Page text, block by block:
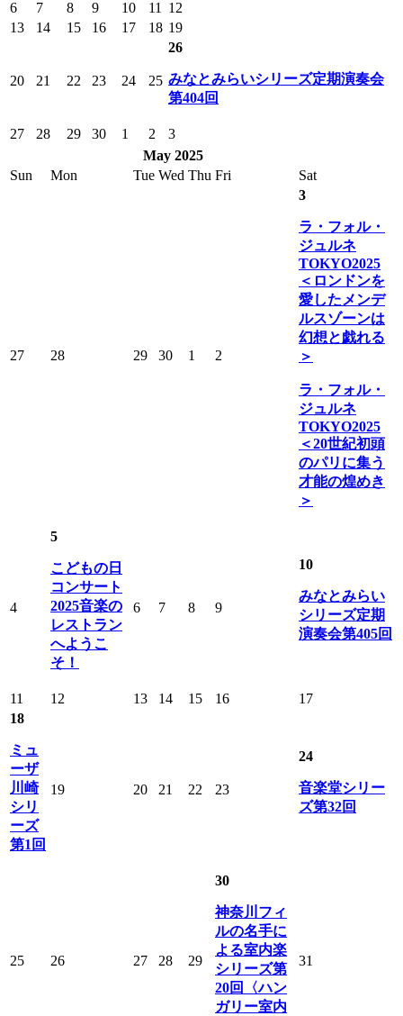
6 7 8 9 10 11
12
13
14 15 16 17 18 19
20 21 22 23 24 25
26
みなとみらいシリーズ定期演奏会
第404回
27 28 29 30 1 2
3
May 2025
Sun
Mon Tue Wed Thu Fri Sat
27 28 29 30 1 2
3
ラ・フォル・
ジュルネ
TOKYO2025
＜ロンドンを
愛したメンデ
ルスゾーンは
幻想と戯れる
＞
ラ・フォル・
ジュルネ
TOKYO2025
＜20世紀初頭
のパリに集う
才能の煌めき
＞
4
5
こどもの日
コンサート
2025音楽の
レストラン
へようこ
そ！
6 7 8 9
10
みなとみらい
シリーズ定期
演奏会第405回
11 12 13 14 15 16
17
18
ミュ
ーザ
川崎
シリ
ーズ
第1回
19 20 21 22 23
24
音楽堂シリー
ズ第32回
25 26 27 28 29
30
神奈川フィ
ルの名手に
よる室内楽
シリーズ第
20回〈ハン
ガリー室内
31